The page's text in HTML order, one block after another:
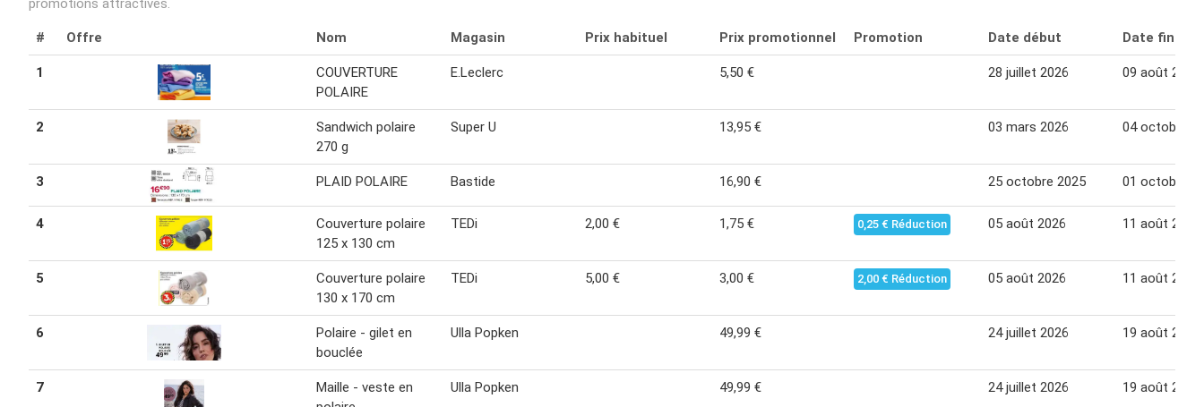
promotions attractives.
# Offre Nom Magasin Prix habituel Prix promotionnel Promotion Date début Date fin
1
COUVERTURE
POLAIRE
E.Leclerc 5,50 € 28 juillet 2026 09 août 2026
2
Sandwich polaire
270 g
Super U 13,95 € 03 mars 2026 04 octobre
3 PLAID POLAIRE Bastide 16,90 € 25 octobre 2025 01 octobre
4
Couverture polaire
125 x 130 cm
TEDi 2,00 € 1,75 € 0,25 € Réduction 05 août 2026 11 août 2026
5
Couverture polaire
130 x 170 cm
TEDi 5,00 € 3,00 € 2,00 € Réduction 05 août 2026 11 août 2026
6
Polaire - gilet en
bouclée
Ulla Popken 49,99 € 24 juillet 2026 19 août 2026
7
Maille - veste en
Ulla Popken 49,99 € 24 juillet 2026 19 août 2026